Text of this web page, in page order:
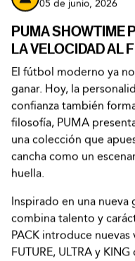
05 de junio, 2026
PUMA SHOWTIME
LA VELOCIDAD AL
El fútbol moderno ya
ganar. Hoy, la
confianza también
filosofía, PUMA
una colección que
cancha como un
huella.
Inspirado en una
combina talento y
PACK introduce
FUTURE, ULTRA y